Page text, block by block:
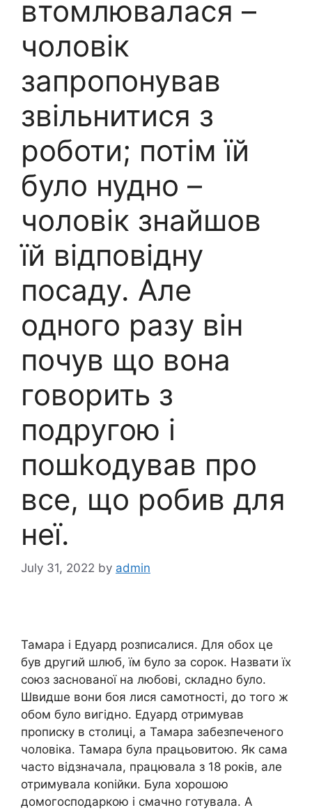
втомлювалася –
чоловік
запропонував
звільнитися з
роботи; потім їй
було нудно –
чоловік знайшов
їй відповідну
посаду. Але
одного разу він
почув що вона
говорить з
подругою і
пошkодував про
все, що робив для
неї.
July 31, 2022 by admin
Тамара і Едуард розписалися. Для обох це
був другий шлюб, їм було за сорок. Назвати їх
союз заснованої на любові, складно було.
Швидше вони боя лися самотності, до того ж
обом було вигідно. Едуард отримував
прописку в столиці, а Тамара забезпеченого
чоловіка. Тамара була працьовитою. Як сама
часто відзначала, працювала з 18 років, але
отримувала коnійки. Була хорошою
домогосподаркою і смачно готувала. А